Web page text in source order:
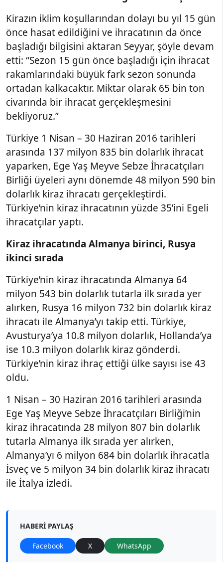
Kirazın iklim koşullarından dolayı bu yıl 15 gün
önce hasat edildiğini ve ihracatının da önce
başladığı bilgisini aktaran Seyyar, şöyle devam
etti: “Sezon 15 gün önce başladığı için ihracat
rakamlarındaki büyük fark sezon sonunda
ortadan kalkacaktır. Miktar olarak 65 bin ton
civarında bir ihracat gerçekleşmesini
bekliyoruz.”
Türkiye 1 Nisan – 30 Haziran 2016 tarihleri
arasında 137 milyon 835 bin dolarlık ihracat
yaparken, Ege Yaş Meyve Sebze İhracatçıları
Birliği üyeleri aynı dönemde 48 milyon 590 bin
dolarlık kiraz ihracatı gerçekleştirdi.
Türkiye’nin kiraz ihracatının yüzde 35’ini Egeli
ihracatçılar yaptı.
Kiraz ihracatında Almanya birinci, Rusya
ikinci sırada
Türkiye’nin kiraz ihracatında Almanya 64
milyon 543 bin dolarlık tutarla ilk sırada yer
alırken, Rusya 16 milyon 732 bin dolarlık kiraz
ihracatı ile Almanya’yı takip etti. Türkiye,
Avusturya’ya 10.8 milyon dolarlık, Hollanda’ya
ise 10.3 milyon dolarlık kiraz gönderdi.
Türkiye’nin kiraz ihraç ettiği ülke sayısı ise 43
oldu.
1 Nisan – 30 Haziran 2016 tarihleri arasında
Ege Yaş Meyve Sebze İhracatçıları Birliği’nin
kiraz ihracatında 28 milyon 807 bin dolarlık
tutarla Almanya ilk sırada yer alırken,
Almanya’yı 6 milyon 684 bin dolarlık ihracatla
İsveç ve 5 milyon 34 bin dolarlık kiraz ihracatı
ile İtalya izledi.
HABERI PAYLAŞ
Facebook X WhatsApp